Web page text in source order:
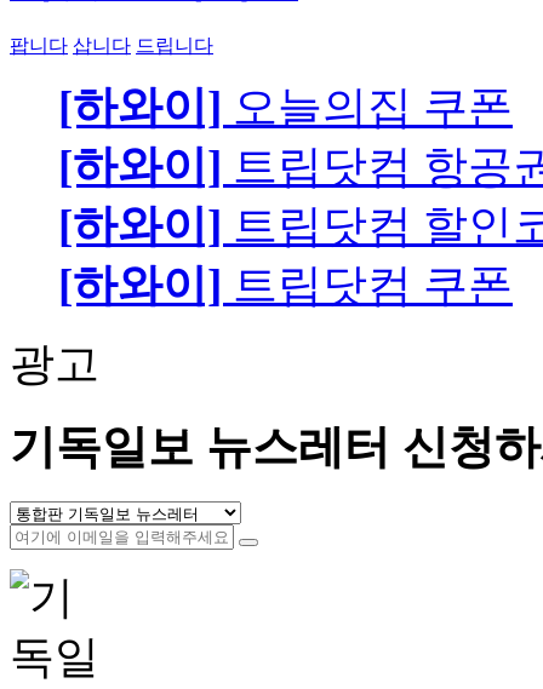
팝니다 삽니다 드립니다
[하와이] 오늘의집 쿠폰
[하와이] 트립닷컴 항공
[하와이] 트립닷컴 할인
[하와이] 트립닷컴 쿠폰
광고
기독일보 뉴스레터 신청